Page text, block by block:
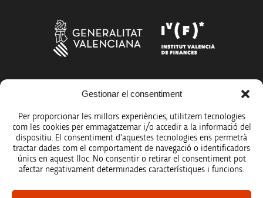
Gestionar el consentiment
Per proporcionar les millors experiències, utilitzem tecnologies
com les cookies per emmagatzemar i/o accedir a la informació del
dispositiu. El consentiment d'aquestes tecnologies ens permetrà
tractar dades com el comportament de navegació o identificadors
únics en aquest lloc. No consentir o retirar el consentiment pot
afectar negativament determinades característiques i funcions.
Més organismes de suport a la innovació
Avís legal
Política de protecció de dades